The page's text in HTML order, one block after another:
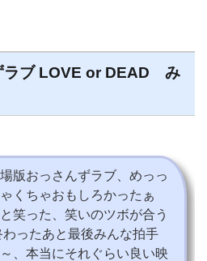
ラブ LOVE or DEAD み
版おっさんずラブ、めっっ
くちゃおもしろかったぁ
笑った、笑いのツボが合う
わったあと最後みんな拍手
、本当にそれぐらい良い映